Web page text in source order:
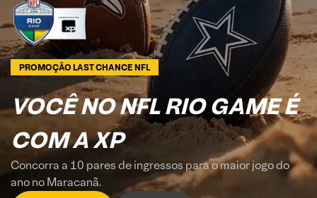
PROMOÇÃO LAST CHANCE NFL
VOCÊ NO NFL RIO GAME É
COM A XP
Concorra a 10 pares de ingressos para o maior jogo do
ano no Maracanã.